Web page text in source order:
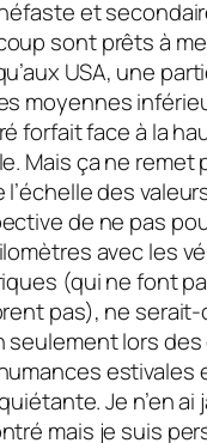
et
sont prêts à
USA, une
moyennes
forfait face à la
Mais ça ne remet
l’échelle des
de ne pas
avec les
(qui ne font
pas), ne
seulement lors
estivales
Je n’en ai
mais je suis